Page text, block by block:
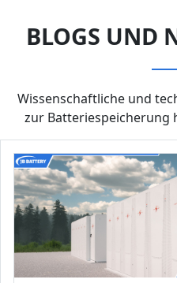
BLOGS UND
Wissenschaftliche und
zur Batteriespeicherung